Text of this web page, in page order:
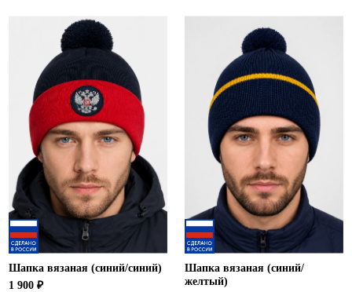
Шапка вязаная (синий/синий)
1 900 ₽
Шапка вязаная (синий/
желтый)